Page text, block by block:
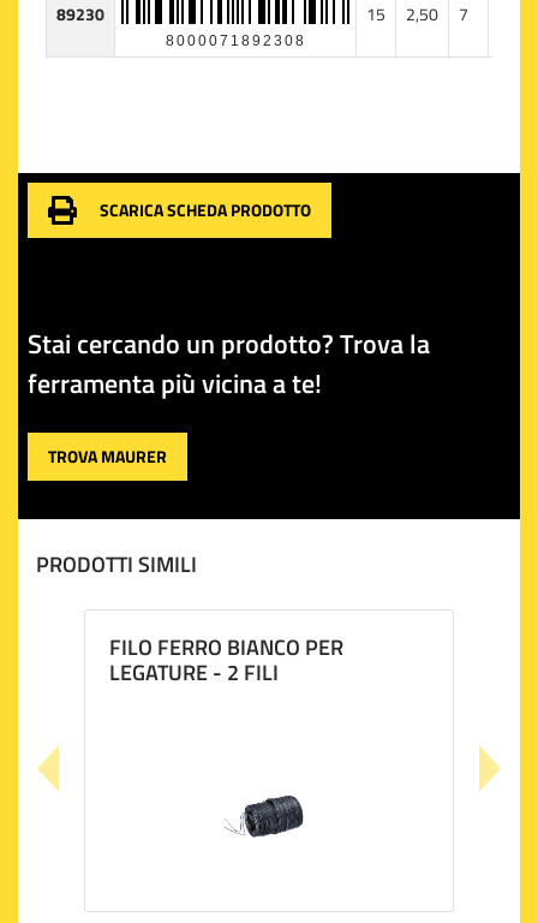
89230
8000071892308
15 2,50 7
SCARICA SCHEDA PRODOTTO
Stai cercando un prodotto? Trova la
ferramenta più vicina a te!
TROVA MAURER
PRODOTTI SIMILI
FILO FERRO BIANCO PER
LEGATURE - 2 FILI